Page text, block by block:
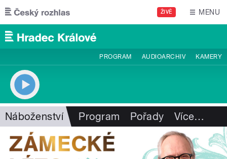
Přejít k hlavnímu obsahu
ŽIVĚ MENU
PROGRAM AUDIOARCHIV KAMERY
Náboženství Program Pořady Více…